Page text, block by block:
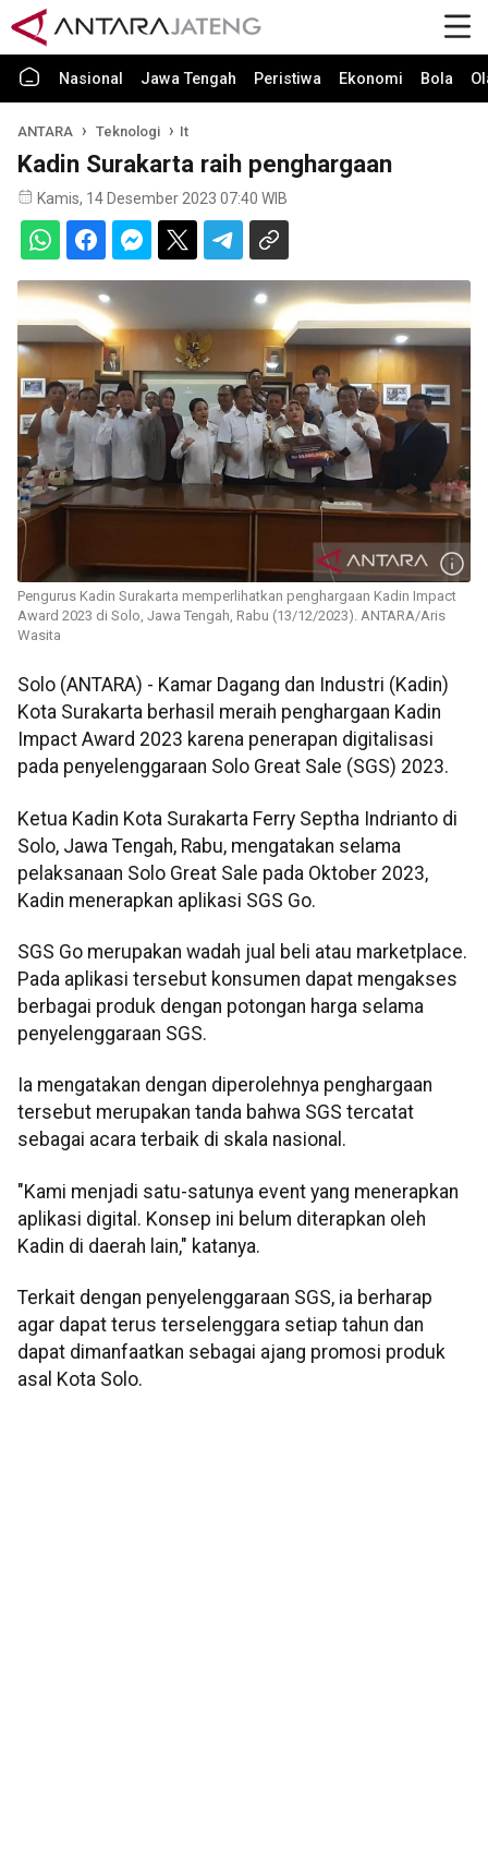
Nasional Jawa Tengah Peristiwa Ekonomi Bola
ANTARA Teknologi It
Kadin Surakarta raih penghargaan
Kamis, 14 Desember 2023 07:40 WIB
Pengurus Kadin Surakarta memperlihatkan penghargaan Kadin Impact
Award 2023 di Solo, Jawa Tengah, Rabu (13/12/2023). ANTARA/Aris
Wasita
Solo (ANTARA) - Kamar Dagang dan Industri (Kadin)
Kota Surakarta berhasil meraih penghargaan Kadin
Impact Award 2023 karena penerapan digitalisasi
pada penyelenggaraan Solo Great Sale (SGS) 2023.
Ketua Kadin Kota Surakarta Ferry Septha Indrianto di
Solo, Jawa Tengah, Rabu, mengatakan selama
pelaksanaan Solo Great Sale pada Oktober 2023,
Kadin menerapkan aplikasi SGS Go.
SGS Go merupakan wadah jual beli atau marketplace.
Pada aplikasi tersebut konsumen dapat mengakses
berbagai produk dengan potongan harga selama
penyelenggaraan SGS.
Ia mengatakan dengan diperolehnya penghargaan
tersebut merupakan tanda bahwa SGS tercatat
sebagai acara terbaik di skala nasional.
"Kami menjadi satu-satunya event yang menerapkan
aplikasi digital. Konsep ini belum diterapkan oleh
Kadin di daerah lain," katanya.
Terkait dengan penyelenggaraan SGS, ia berharap
agar dapat terus terselenggara setiap tahun dan
dapat dimanfaatkan sebagai ajang promosi produk
asal Kota Solo.